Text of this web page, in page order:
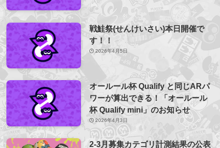
戦鮭祭(せんけいさい)本日開催で
す！！
2026年4月5日
オールール杯 Qualify と同じARパ
ワーが算出できる！「オールール
杯 Qualify mini」のお知らせ
2026年4月3日
2-3月募集カテゴリ計測結果の公表